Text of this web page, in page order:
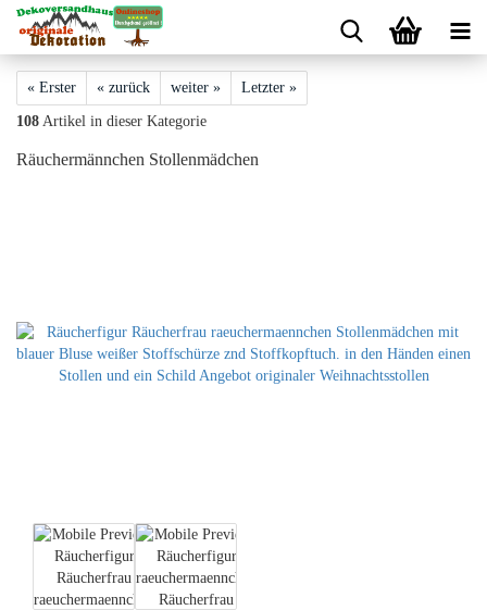
« Erster « zurück weiter » Letzter »
108 Artikel in dieser Kategorie
Räuchermännchen Stollenmädchen